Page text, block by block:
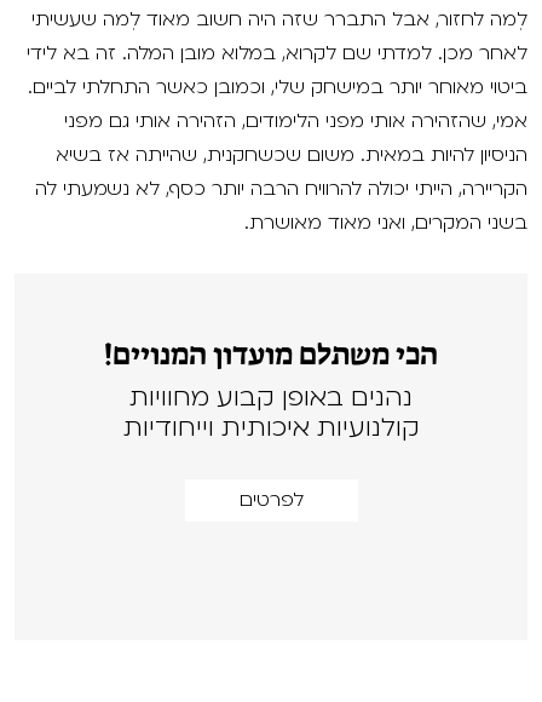
לְמה לחזור, אבל התברר שזה היה חשוב מאוד לְמה שעשיתי
לאחר מכן. למדתי שם לקרוא, במלוא מובן המלה. זה בא לידי
ביטוי מאוחר יותר במישחק שלי, וכמובן כאשר התחלתי לביים.
אמי, שהזהירה אותי מפני הלימודים, הזהירה אותי גם מפני
הניסיון להיות במאית. משום שכשחקנית, שהייתה אז בשיא
הקריירה, הייתי יכולה להרוויח הרבה יותר כסף, לא נשמעתי לה
בשני המקרים, ואני מאוד מאושרת.
הכי משתלם מועדון המנויים!
נהנים באופן קבוע מחוויות
קולנועיות איכותית וייחודיות
לפרטים